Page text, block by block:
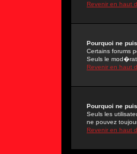
Revenir en haut
Pourquoi ne
Certains forums
Seuls le
Revenir en haut
Pourquoi ne
Seuls les
ne pouvez
Revenir en haut